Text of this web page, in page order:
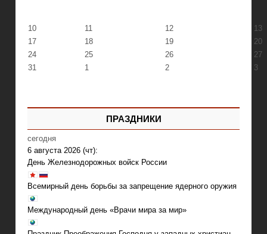
10 11 12
13
17
18 19
20
24
25 26
27
31
1 2 3
ПРАЗДНИКИ
сегодня
6 августа 2026 (чт):
День Железнодорожных войск России
Всемирный день борьбы за запрещение ядерного оружия
Международный день «Врачи мира за мир»